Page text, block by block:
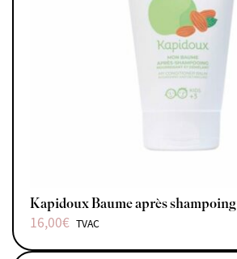
Kapidoux Baume après shampoing
16,00€ TVAC